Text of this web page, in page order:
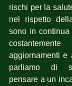
rischi per la
nel rispetto
sono in
aggiornamenti e
parliamo di
pensare a un